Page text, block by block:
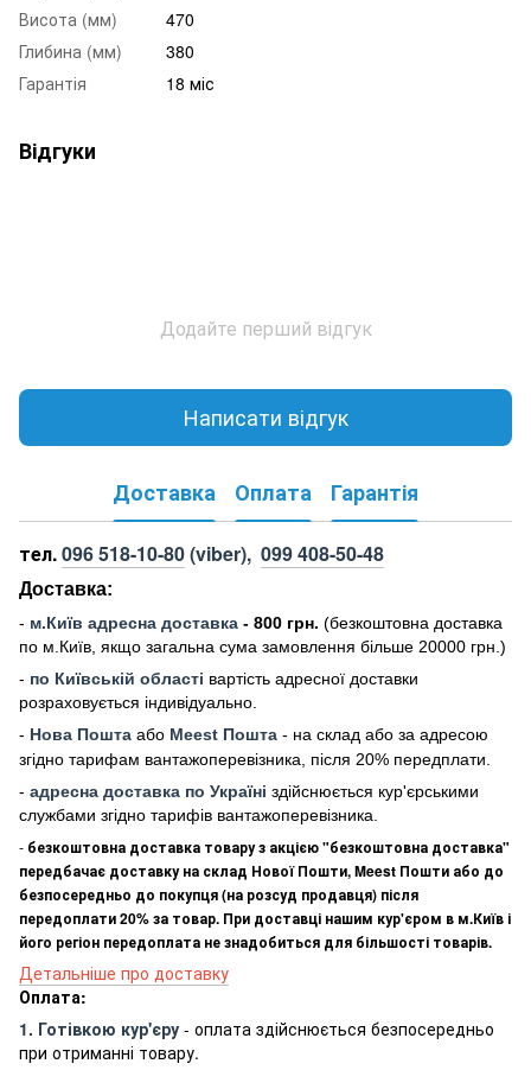
Висота (мм)
470
Глибина (мм)
380
Гарантія
18 міс
Відгуки
Додайте перший відгук
Написати відгук
Доставка Оплата Гарантія
тел.096 518-10-80(viber), 099 408-50-48
Доставка:
- м.Київ адресна доставка - 800 грн. (безкоштовна доставка
по м.Київ, якщо загальна сума замовлення більше 20000 грн .)
- по Київській області вартість адресної доставки
розраховується індивідуально.
- Нова Пошта або Meest Пошта - на склад або за адресою
згідно тарифам вантажоперевізника, після 20% передплати.
- адресна доставка по Україні здійснюється кур'єрськими
службами згідно тарифів вантажоперевізника.
- безкоштовна доставка товару з акцією "безкоштовна доставка"
передбачає доставку на склад Нової Пошти, Meest Пошти або до
безпосередньо до покупця (на розсуд продавця) після
передоплати 20% за товар. При доставці нашим кур'єром в м.Київ і
його регіон передоплата не знадобиться для більшості товарів.
Детальніше про доставку
Оплата:
1. Готівкою кур'єру - оплата здійснюється безпосередньо
при отриманні товару.